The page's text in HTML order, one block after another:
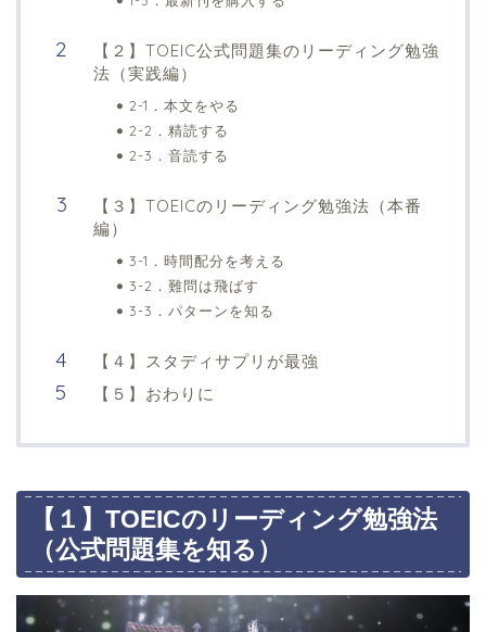
【２】TOEIC公式問題集のリーディング勉強
法（実践編）
2-1．本文をやる
2-2．精読する
2-3．音読する
【３】TOEICのリーディング勉強法（本番
編）
3-1．時間配分を考える
3-2．難問は飛ばす
3-3．パターンを知る
【４】スタディサプリが最強
【５】おわりに
【１】TOEICのリーディング勉強法
（公式問題集を知る）